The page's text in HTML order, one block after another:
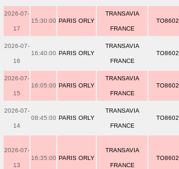
2026-07-
17
15:30:00 PARIS ORLY
TRANSAVIA
FRANCE
TO8602
2026-07-
16
16:40:00 PARIS ORLY
TRANSAVIA
FRANCE
TO8602
2026-07-
15
16:05:00 PARIS ORLY
TRANSAVIA
FRANCE
TO8602
2026-07-
14
08:45:00 PARIS ORLY
TRANSAVIA
FRANCE
TO8602
2026-07-
13
16:35:00 PARIS ORLY
TRANSAVIA
FRANCE
TO8602